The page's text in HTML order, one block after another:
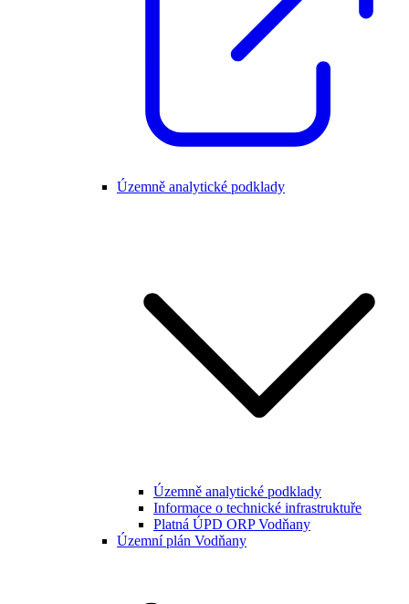
Územně analytické podklady
Územně analytické podklady
Informace o technické infrastruktuře
Platná ÚPD ORP Vodňany
Územní plán Vodňany